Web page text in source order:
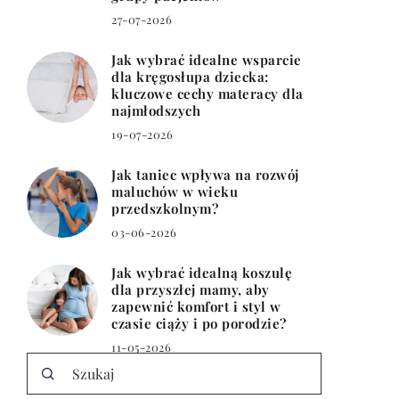
27-07-2026
Jak wybrać idealne wsparcie
dla kręgosłupa dziecka:
kluczowe cechy materacy dla
najmłodszych
19-07-2026
Jak taniec wpływa na rozwój
maluchów w wieku
przedszkolnym?
03-06-2026
Jak wybrać idealną koszulę
dla przyszłej mamy, aby
zapewnić komfort i styl w
czasie ciąży i po porodzie?
11-05-2026